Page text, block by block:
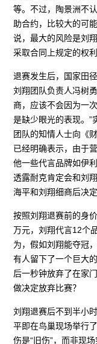
等。不过，陶景洲不
助合约，比较大的可
说，最大的风险是刘
采取合同上规定的权
退赛发生后，国家田
刘翔团队负责人冯树
商，应该不会因为一
是缺少眼光的表现。”
团队的知情人士向《
已经明确表示，由于
他一些代言品牌如伊
透露耐克肯定会和刘
海平和刘翔细商后决
按照刘翔退赛前的身
万元，刘翔代言12个
为，假如刘翔能夺冠
有人留下了一个巨大
后一秒钟放弃了在家
做决定放弃比赛？
刘翔退赛后不到半小
平即在鸟巢现场举行
伤是“旧伤”，而非现